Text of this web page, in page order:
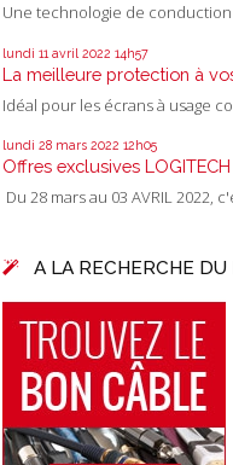
Une technologie de
lundi 11 avril 2022 14h57
La meilleure protection à
Idéal pour les écrans à usage
lundi 28 mars 2022 12h05
Offres exclusives LOGITECH
Du 28 mars au 03 AVRIL 2022,
A LA RECHERCHE